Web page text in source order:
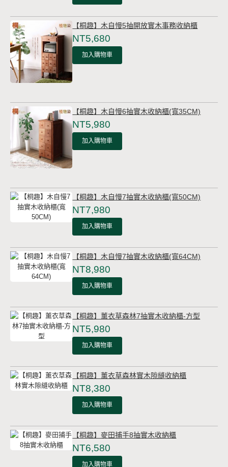
【桐趣】木自慢5抽開放實木事務收納櫃
NT5,680
加入購物車
【桐趣】木自慢6抽實木收納櫃(寬35CM)
NT5,980
加入購物車
【桐趣】木自慢7抽實木收納櫃(寬50CM)
NT7,980
加入購物車
【桐趣】木自慢7抽實木收納櫃(寬64CM)
NT8,980
加入購物車
【桐趣】薰衣草森林7抽實木收納櫃-方型
NT5,980
加入購物車
【桐趣】薰衣草森林實木隙縫收納櫃
NT8,380
加入購物車
【桐趣】麥田捕手8抽實木收納櫃
NT6,580
加入購物車